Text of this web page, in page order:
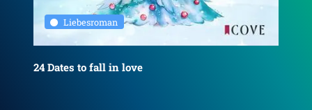
Liebesroman
24 Dates to fall in love